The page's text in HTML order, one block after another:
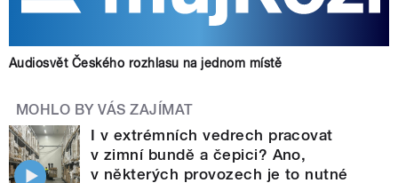
Audiosvět Českého rozhlasu na jednom místě
MOHLO BY VÁS ZAJÍMAT
I v extrémních vedrech pracovat
v zimní bundě a čepici? Ano,
v některých provozech je to nutné